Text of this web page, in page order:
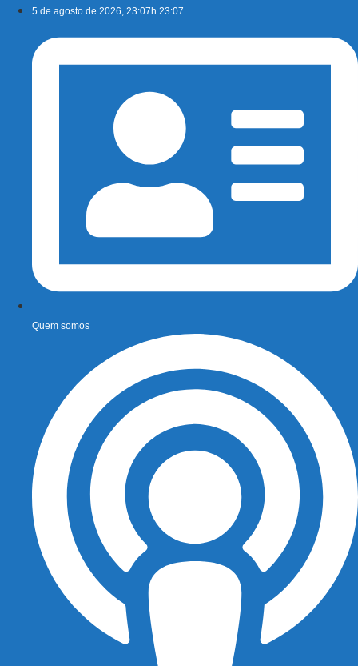
conteúdo
5 de agosto de 2026, 23:07h 23:07
Quem somos